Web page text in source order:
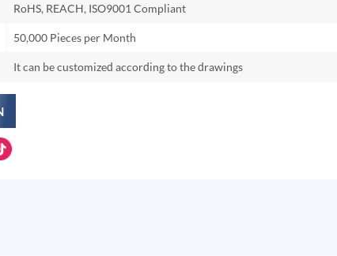
RoHS, REACH, ISO9001 Compliant
50,000 Pieces per Month
It can be customized according to the drawings